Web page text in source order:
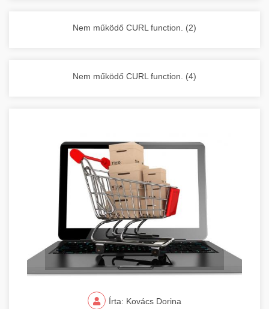
Nagykonyhai berendezések komplett
Nem működő CURL function. (2)
Nem működő CURL function. (4)
Írta: Kovács Dorina